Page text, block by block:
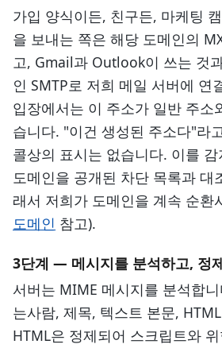
가입 양식이든, 친구든, 마케팅
을 보내는 쪽은 해당 도메인의
고, Gmail과 Outlook이 쓰는 것
인 SMTP로 저희 메일 서버에 연
입장에서는 이 주소가 일반 주소
습니다. "이건 생성된 주소다"라
콜상의 표시는 없습니다. 이를
도메인을 공개된 차단 목록과 대
래서 저희가 도메인을 계속 순환
도메인 참고).
3단계 — 메시지를 분석하고, 정
서버는 MIME 메시지를 분석합
는사람, 제목, 텍스트 본문,
HTML은 정제되어 스크립트와